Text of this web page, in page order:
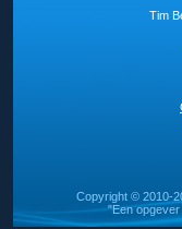
Tim
Copyright © 2010-
"Een